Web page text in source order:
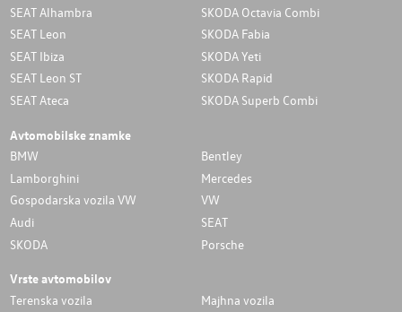
SEAT Alhambra
SEAT Leon
SEAT Ibiza
SEAT Leon ST
SEAT Ateca
SKODA Octavia Combi
SKODA Fabia
SKODA Yeti
SKODA Rapid
SKODA Superb Combi
Avtomobilske znamke
BMW
Bentley
Lamborghini
Mercedes
Gospodarska vozila VW
VW
Audi
SEAT
SKODA
Porsche
Vrste avtomobilov
Terenska vozila
Majhna vozila